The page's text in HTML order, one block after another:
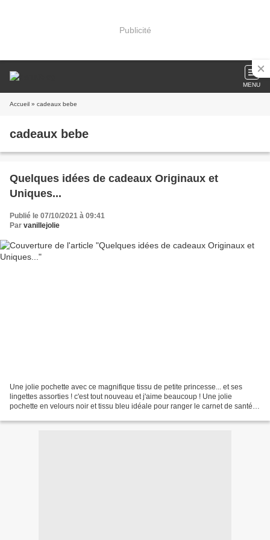
Publicité
MENU
Accueil » cadeaux bebe
cadeaux bebe
Quelques idées de cadeaux Originaux et
Uniques...
Publié le 07/10/2021 à 09:41
Par vanillejolie
Une jolie pochette avec ce magnifique tissu de petite princesse... et ses
lingettes assorties ! c'est tout nouveau et j'aime beaucoup ! Une jolie
pochette en velours noir et tissu bleu idéale pour ranger le carnet de santé